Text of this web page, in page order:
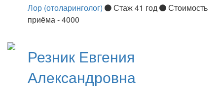
Лор (отоларинголог) Стаж 41 год
Стоимость
приёма - 4000
Резник Евгения
Александровна